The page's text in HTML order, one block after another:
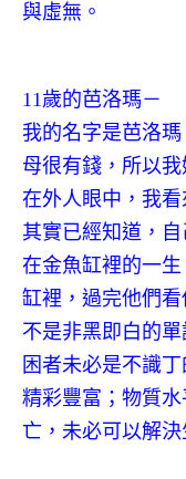
與虛無。
11歲的芭洛瑪－
我的名字是芭洛
母很有錢，所以
在外人眼中，我
其實已經知道，
在金魚缸裡的一
缸裡，過完他們
不是非黑即白的
困者未必是不識
精彩豐富；物質
亡，未必可以解